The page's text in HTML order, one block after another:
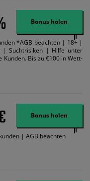
Bonus holen
*AGB beachten | 18+ |
| Suchtrisiken | Hilfe unter
Bis zu €100 in Wett-
Einzahlung in
im gleichen Wert platzieren
und Ausnahmen. Der Bonus-
benutzt werden, jedoch
Bonus holen
| AGB beachten